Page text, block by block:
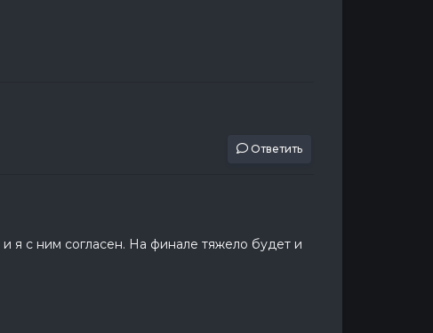
Ответить
я с ним согласен. На финале тяжело будет и